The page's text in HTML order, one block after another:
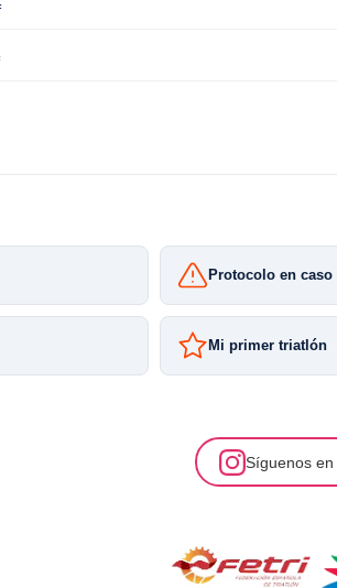
Protocolo en
Mi primer triatlón
Síguenos